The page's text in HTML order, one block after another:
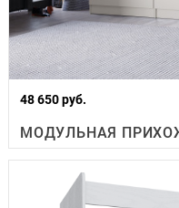
48 650 руб.
МОДУЛЬНАЯ